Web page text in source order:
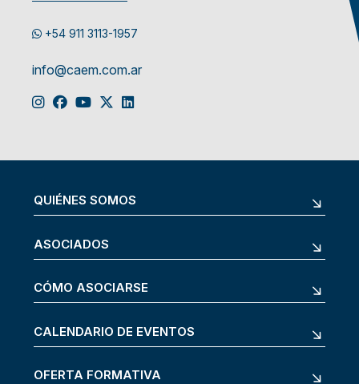
+54 911 3113-1957
info@caem.com.ar
QUIÉNES SOMOS
ASOCIADOS
CÓMO ASOCIARSE
CALENDARIO DE EVENTOS
OFERTA FORMATIVA